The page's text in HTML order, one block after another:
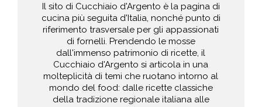
Il sito di Cucchiaio d'Argento è la pagina di
cucina più seguita d'Italia, nonché punto di
riferimento trasversale per gli appassionati
di fornelli. Prendendo le mosse
dall'immenso patrimonio di ricette, il
Cucchiaio d'Argento si articola in una
molteplicità di temi che ruotano intorno al
mondo del food: dalle ricette classiche
della tradizione regionale italiana alle